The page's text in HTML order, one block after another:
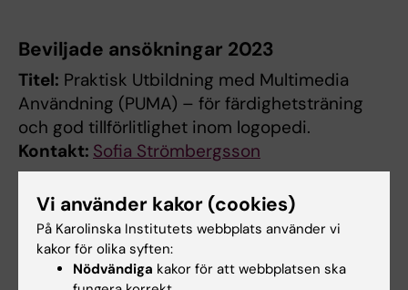
Beviljade ansökningar 2023
Titel: Praktisk Utbildning med Multimedia
Användning (PUMA) – för färdighetsträning
och god tillförlitlighet inom logopedi.
Kontakt: Sofia Strömbergsson
Titel:
Perceptions of teaching and learning
during implementation of team-based
learning in the medical programme
curriculum.
Vi använder kakor (cookies)
På Karolinska Institutets webbplats använder vi
kakor för olika syften:
Nödvändiga kakor för att webbplatsen ska